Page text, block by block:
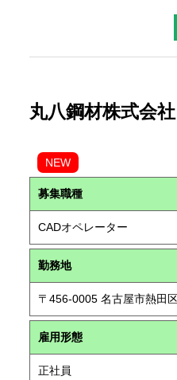
丸八鋼材株式会
NEW
募集職種
CADオペレーター
勤務地
〒456-0005 名古屋市熱田
雇用形態
正社員